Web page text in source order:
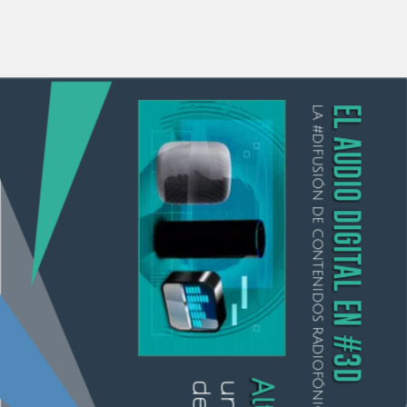
EL AUDIO DIGITAL EN #3D
LA #DIFUSIÓN DE CONTENIDOS RADIOFÓNICOS